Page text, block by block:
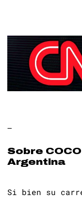
–
Sobre
Argentina
Si bien su